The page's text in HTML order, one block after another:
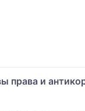
права и